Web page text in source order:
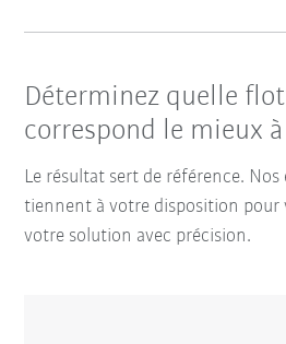
Déterminez quelle
correspond le mieux
Le résultat sert de référence. Nos
tiennent à votre disposition pour
votre solution avec précision.